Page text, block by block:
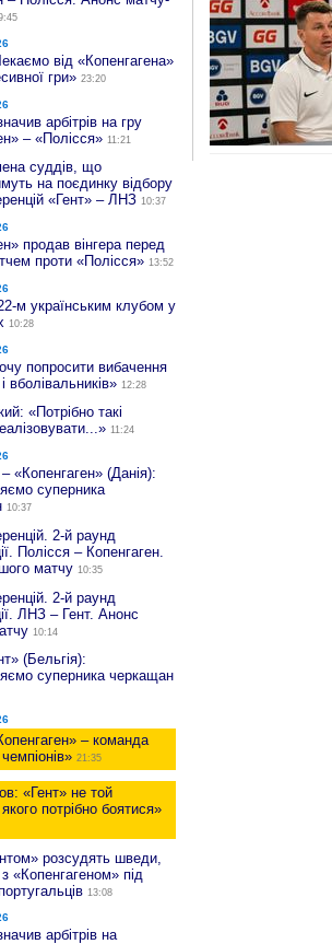
від «Копенгагена»
гри» 23:20
арбітрів на гру
– «Полісся» 11:21
суддів, що
на поєдинку відбору
«Гент» – ЛНЗ 10:37
продав вінгера перед
проти «Полісся» 13:52
м українським клубом у
10:28
попросити вибачення
вболівальників» 12:28
«Потрібно такі
11:24
«Копенгаген» (Данія):
суперника
10:37
2-й раунд
Полісся – Копенгаген.
матчу 10:35
2-й раунд
ЛНЗ – Гент. Анонс
10:14
(Бельгія):
суперника черкащан
– команда
21:35
«Гент» не той
потрібно боятися»
розсудять шведи,
«Копенгагеном» під
13:08
арбітрів на